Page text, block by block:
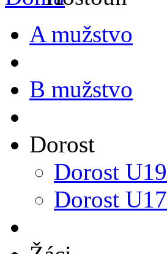
A mužstvo
B mužstvo
Dorost
Dorost U19
Dorost U17